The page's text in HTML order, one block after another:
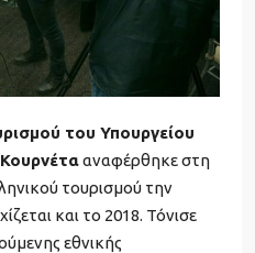
του Υπουργείου
αναφέρθηκε στη
τουρισμού την
και το 2018. Τόνισε
εθνικής